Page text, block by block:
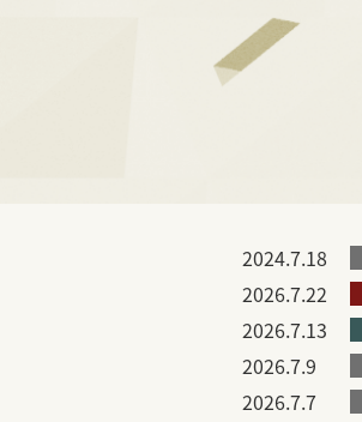
2024.7.18
2026.7.22
2026.7.13
2026.7.9
2026.7.7